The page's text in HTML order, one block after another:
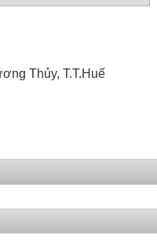
Thủy, T.T.Huế